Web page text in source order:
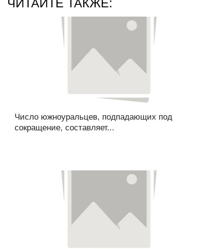
ЧИТАЙТЕ ТАКЖЕ:
Число южноуральцев, подпадающих под
сокращение, составляет...